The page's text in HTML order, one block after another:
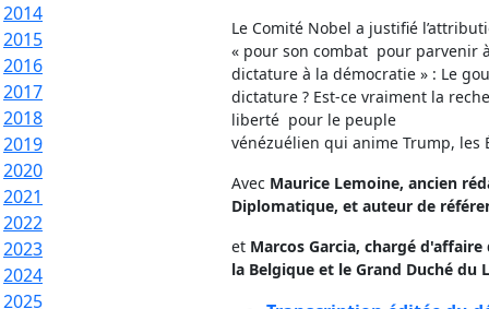
2014
2015
2016
2017
2018
2019
2020
2021
2022
2023
2024
2025
Le Comité Nobel a justifié
« pour son combat pour parvenir
dictature à la démocratie » : Le
dictature ? Est-ce vraiment la
liberté pour le peuple
vénézuélien qui anime Trump, les
Avec Maurice Lemoine, ancien
Diplomatique, et auteur de
et Marcos Garcia, chargé d'affaire
la Belgique et le Grand Duché du